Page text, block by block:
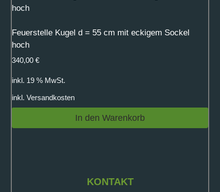
Feuerstelle Kugel d = 55 cm mit eckigem Sockel
hoch
340,00 €
inkl. 19 % MwSt.
inkl. Versandkosten
In den Warenkorb
KONTAKT